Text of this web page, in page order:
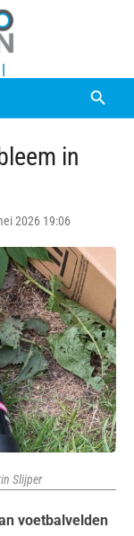
|
in
2026 19:06
Slijper
voetbalvelden